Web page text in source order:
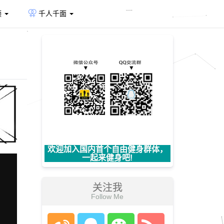
千人千面
欢迎加入国内首个自由健身群体，
一起来健身吧!
关注我
Follow Me